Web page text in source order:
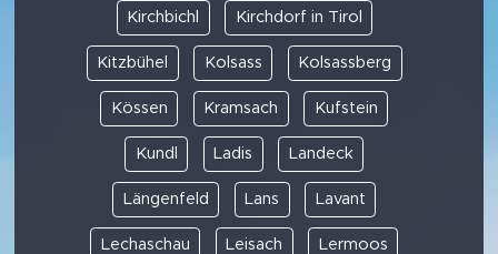
Kirchbichl Kirchdorf in Tirol
Kitzbühel Kolsass Kolsassberg
Kössen Kramsach Kufstein
Kundl Ladis Landeck
Längenfeld Lans Lavant
Lechaschau Leisach Lermoos